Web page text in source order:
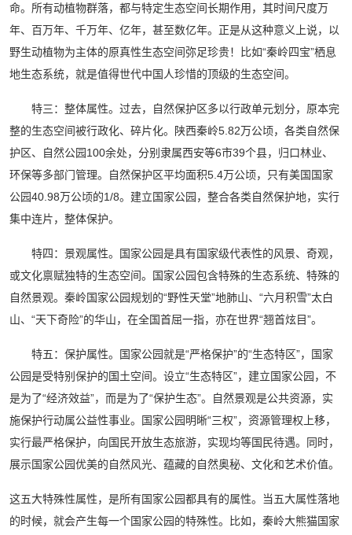
命。所有动植物群落，都与特定生态空间长期作用，其时间尺度万
年、百万年、千万年、亿年，甚至数亿年。正是从这种意义上说，以
野生动植物为主体的原真性生态空间弥足珍贵！比如“秦岭四宝”栖息
地生态系统，就是值得世代中国人珍惜的顶级的生态空间。
特三：整体属性。过去，自然保护区多以行政单元划分，原本完
整的生态空间被行政化、碎片化。陕西秦岭5.82万公顷，各类自然保
护区、自然公园100余处，分别隶属西安等6市39个县，归口林业、
环保等多部门管理。自然保护区平均面积5.4万公顷，只有美国国家
公园40.98万公顷的1/8。建立国家公园，整合各类自然保护地，实行
集中连片，整体保护。
特四：景观属性。国家公园是具有国家级代表性的风景、奇观，
或文化禀赋独特的生态空间。国家公园包含特殊的生态系统、特殊的
自然景观。秦岭国家公园规划的“野性天堂”地肺山、“六月积雪”太白
山、“天下奇险”的华山，在全国首屈一指，亦在世界“翘首炫目”。
特五：保护属性。国家公园就是“严格保护”的“生态特区”，国家
公园是受特别保护的国土空间。设立“生态特区”，建立国家公园，不
是为了“经济效益”，而是为了“保护生态”。自然景观是公共资源，实
施保护行动属公益性事业。国家公园明晰“三权”，资源管理权上移，
实行最严格保护，向国民开放生态旅游，实现均等国民待遇。同时，
展示国家公园优美的自然风光、蕴藏的自然奥秘、文化和艺术价值。
这五大特殊性属性，是所有国家公园都具有的属性。当五大属性落地
的时候，就会产生每一个国家公园的特殊性。比如，秦岭大熊猫国家